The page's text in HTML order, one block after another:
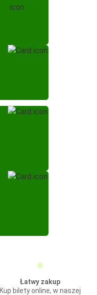
Łatwy zakup
Kup bilety online, w naszej